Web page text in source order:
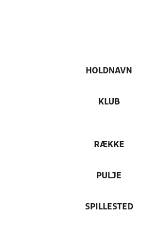
HOLDNAVN
KLUB
RÆKKE
PULJE
SPILLESTED